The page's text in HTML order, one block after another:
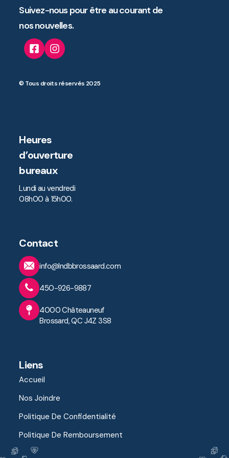
Suivez-nous pour être au courant de
nos nouvelles.
© Tous droits réservés 2025
Heures
d’ouverture
bureaux
Lundi au vendredi
08h00 à 15h00.
Contact
info@lndbbrossaard.com
450-926-9887
4000 Châteauneuf
Brossard, QC J4Z 3S8
Liens
Accueil
Nos Joindre
Politique De Confidentialité
Politique De Remboursement